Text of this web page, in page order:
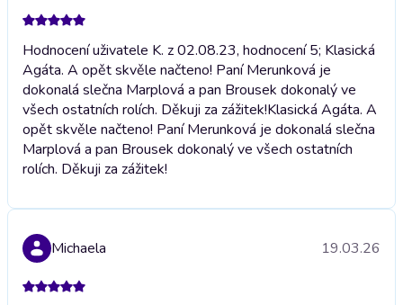
Hodnocení uživatele K. z 02.08.23, hodnocení 5; Klasická
Agáta. A opět skvěle načteno! Paní Merunková je
dokonalá slečna Marplová a pan Brousek dokonalý ve
všech ostatních rolích. Děkuji za zážitek!Klasická Agáta. A
opět skvěle načteno! Paní Merunková je dokonalá slečna
Marplová a pan Brousek dokonalý ve všech ostatních
rolích. Děkuji za zážitek!
Michaela 19.03.26